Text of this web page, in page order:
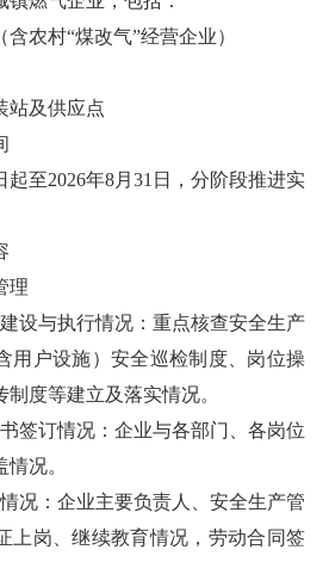
含农村“煤改气”经营企业）
站及供应点
起至2026年8月31日，分阶段推进实
理
设与执行情况：重点核查安全生产
用户设施）安全巡检制度、岗位操
度等建立及落实情况。
签订情况：企业与各部门、各岗位
况。
况：企业主要负责人、安全生产管
上岗、继续教育情况，劳动合同签